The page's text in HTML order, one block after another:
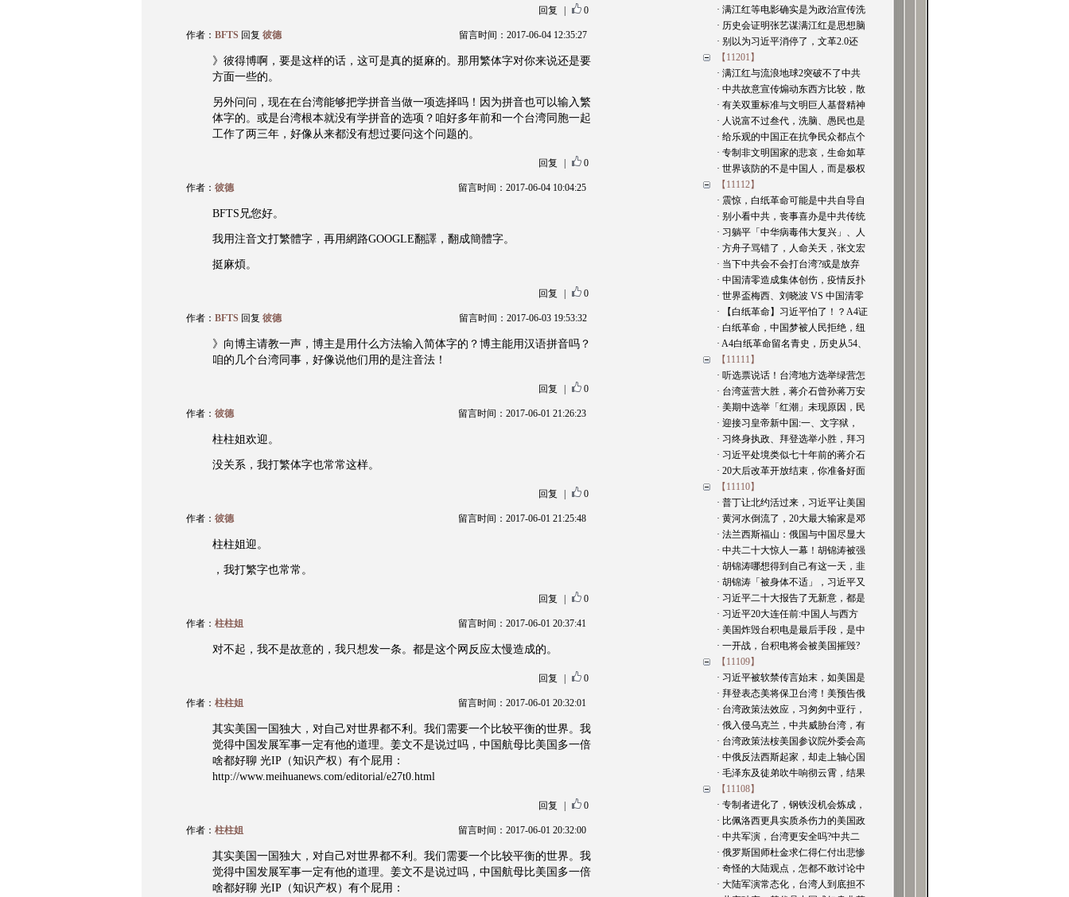
回复 0
作者： BFTS 回复 彼德 留言时间：2017-06-04 12:35:27
》彼得博啊，要是这样的话，这可是真的挺麻的。那用繁体字对你来说还是要
方面一些的。
另外问问，现在在台湾能够把学拼音当做一项选择吗！因为拼音也可以输入繁
体字的。或是台湾根本就没有学拼音的选项？咱好多年前和一个台湾同胞一起
工作了两三年，好像从来都没有想过要问这个问题的。
回复 0
作者： 彼德 留言时间：2017-06-04 10:04:25
BFTS兄您好。
我用注音文打繁體字，再用網路GOOGLE翻譯，翻成簡體字。
挺麻煩。
回复 0
作者： BFTS 回复 彼德 留言时间：2017-06-03 19:53:32
》向博主请教一声，博主是用什么方法输入简体字的？博主能用汉语拼音吗？
咱的几个台湾同事，好像说他们用的是注音法！
回复 0
作者： 彼德 留言时间：2017-06-01 21:26:23
柱柱姐欢迎。
没关系，我打繁体字也常常这样。
回复 0
作者： 彼德 留言时间：2017-06-01 21:25:48
柱柱姐迎。
，我打繁字也常常。
回复 0
作者： 柱柱姐 留言时间：2017-06-01 20:37:41
对不起，我不是故意的，我只想发一条。都是这个网反应太慢造成的。
回复 0
作者： 柱柱姐 留言时间：2017-06-01 20:32:01
其实美国一国独大，对自己对世界都不利。我们需要一个比较平衡的世界。我
觉得中国发展军事一定有他的道理。姜文不是说过吗，中国航母比美国多一倍
啥都好聊 光IP（知识产权）有个屁用：
http://www.meihuanews.com/editorial/e27t0.html
回复 0
作者： 柱柱姐 留言时间：2017-06-01 20:32:00
其实美国一国独大，对自己对世界都不利。我们需要一个比较平衡的世界。我
觉得中国发展军事一定有他的道理。姜文不是说过吗，中国航母比美国多一倍
啥都好聊 光IP（知识产权）有个屁用：
· 满江红等电影确实是为政治宣传洗
· 历史会证明张艺谋满江红是思想脑
· 别以为习近平消停了，文革2.0还
【11201】
· 满江红与流浪地球2突破不了中共
· 中共故意宣传煽动东西方比较，散
· 有关双重标准与文明巨人基督精神
· 人说富不过叁代，洗脑、愚民也是
· 给乐观的中国正在抗争民众都点个
· 专制非文明国家的悲哀，生命如草
· 世界该防的不是中国人，而是极权
【11112】
· 震惊，白纸革命可能是中共自导自
· 别小看中共，丧事喜办是中共传统
· 习躺平「中华病毒伟大复兴」、人
· 方舟子骂错了，人命关天，张文宏
· 当下中共会不会打台湾?或是放弃
· 中国清零造成集体创伤，疫情反扑
· 世界盃梅西、刘晓波 VS 中国清零
· 【白纸革命】习近平怕了！？A4证
· 白纸革命，中国梦被人民拒绝，纽
· A4白纸革命留名青史，历史从54、
【11111】
· 听选票说话！台湾地方选举绿营怎
· 台湾蓝营大胜，蒋介石曾孙蒋万安
· 美期中选举「红潮」未现原因，民
· 迎接习皇帝新中国:一、文字狱，
· 习终身执政、拜登选举小胜，拜习
· 习近平处境类似七十年前的蒋介石
· 20大后改革开放结束，你准备好面
【11110】
· 普丁让北约活过来，习近平让美国
· 黄河水倒流了，20大最大输家是邓
· 法兰西斯福山：俄国与中国尽显大
· 中共二十大惊人一幕！胡锦涛被强
· 胡锦涛哪想得到自己有这一天，韭
· 胡锦涛「被身体不适」，习近平又
· 习近平二十大报告了无新意，都是
· 习近平20大连任前:中国人与西方
· 美国炸毁台积电是最后手段，是中
· 一开战，台积电将会被美国摧毁?
【11109】
· 习近平被软禁传言始末，如美国是
· 拜登表态美将保卫台湾！美预告俄
· 台湾政策法效应，习匆匆中亚行，
· 俄入侵乌克兰，中共威胁台湾，有
· 台湾政策法桉美国参议院外委会高
· 中俄反法西斯起家，却走上轴心国
· 毛泽东及徒弟吹牛响彻云霄，结果
【11108】
· 专制者进化了，钢铁没机会炼成，
· 比佩洛西更具实质杀伤力的美国政
· 中共军演，台湾更安全吗?中共二
· 俄罗斯国师杜金求仁得仁付出悲惨
· 奇怪的大陆观点，怎都不敢讨论中
· 大陆军演常态化，台湾人到底担不